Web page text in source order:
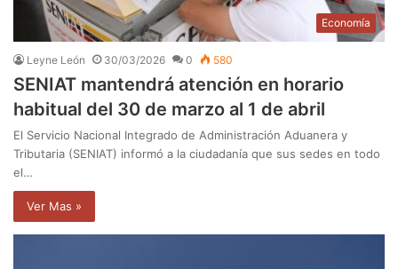
Economía
Leyne León 30/03/2026 0 580
SENIAT mantendrá atención en horario
habitual del 30 de marzo al 1 de abril
El Servicio Nacional Integrado de Administración Aduanera y
Tributaria (SENIAT) informó a la ciudadanía que sus sedes en todo
el…
Ver Mas »